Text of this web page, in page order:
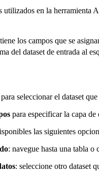
en la herramienta
los campos que se
del dataset de entrada al
para seleccionar el dataset
para especificar la capa
las siguientes
: navegue hasta una tabla o
: seleccione otro dataset